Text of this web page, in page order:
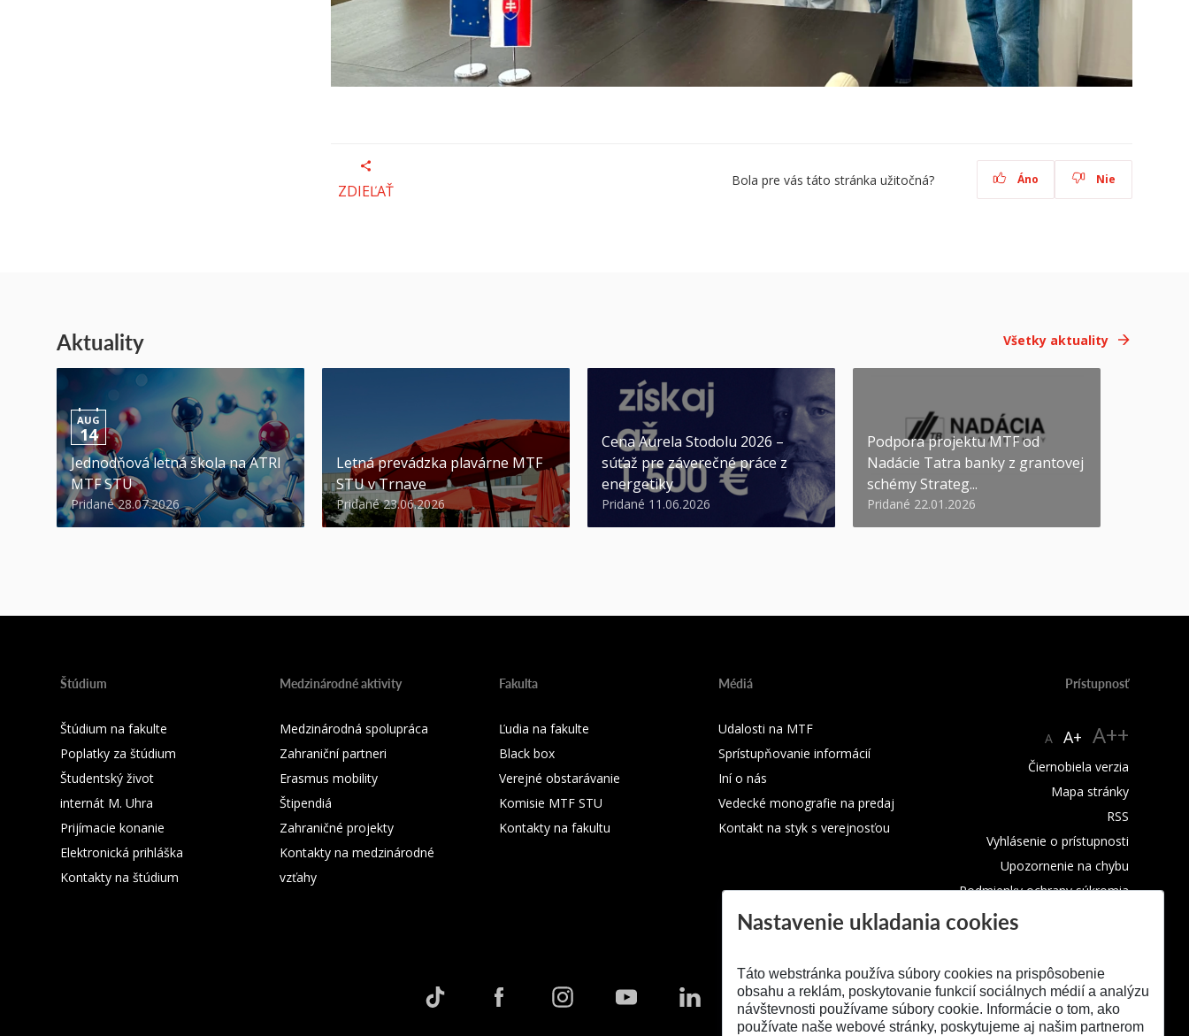
ZDIEĽAŤ
Bola pre vás táto stránka užitočná? Áno Nie
Aktuality Všetky aktuality
AUG
14
Jednodňová letná škola na ATRI
MTF STU
Pridané 28.07.2026
Letná prevádzka plavárne MTF
STU v Trnave
Pridané 23.06.2026
Cena Aurela Stodolu 2026 –
súťaž pre záverečné práce z
energetiky
Pridané 11.06.2026
Podpora projektu MTF od
Nadácie Tatra banky z grantovej
schémy Strateg...
Pridané 22.01.2026
Štúdium
Štúdium na fakulte
Poplatky za štúdium
Študentský život
internát M. Uhra
Prijímacie konanie
Elektronická prihláška
Kontakty na štúdium
Medzinárodné aktivity
Medzinárodná spolupráca
Zahraniční partneri
Erasmus mobility
Štipendiá
Zahraničné projekty
Kontakty na medzinárodné
vzťahy
Fakulta
Ľudia na fakulte
Black box
Verejné obstarávanie
Komisie MTF STU
Kontakty na fakultu
Médiá
Udalosti na MTF
Sprístupňovanie informácií
Iní o nás
Vedecké monografie na predaj
Kontakt na styk s verejnosťou
Prístupnosť
A A+ A++
Čiernobiela verzia
Mapa stránky
RSS
Vyhlásenie o prístupnosti
Upozornenie na chybu
Podmienky ochrany súkromia
Nastavenie ukladania cookies
Táto webstránka používa súbory cookies na prispôsobenie
obsahu a reklám, poskytovanie funkcií sociálnych médií a analýzu
návštevnosti používame súbory cookie. Informácie o tom, ako
používate naše webové stránky, poskytujeme aj našim partnerom